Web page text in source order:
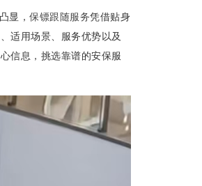
显， 保镖跟随服务凭借贴身
适用场景、服务优势以及
信息，挑选靠谱的安保服